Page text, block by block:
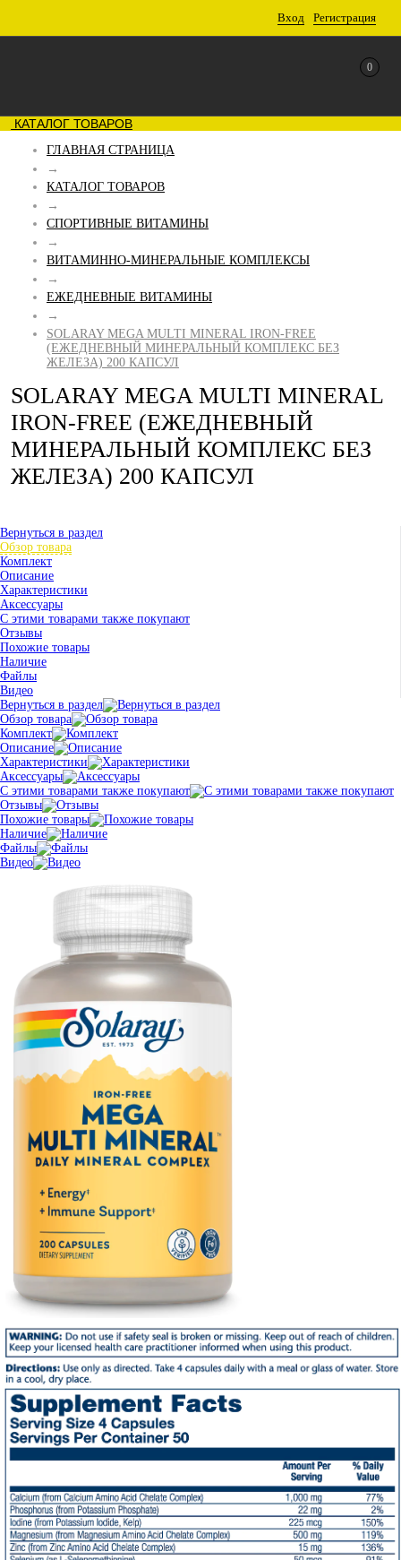
Вход Регистрация
0
КАТАЛОГ ТОВАРОВ
ГЛАВНАЯ СТРАНИЦА
→
КАТАЛОГ ТОВАРОВ
→
СПОРТИВНЫЕ ВИТАМИНЫ
→
ВИТАМИННО-МИНЕРАЛЬНЫЕ КОМПЛЕКСЫ
→
ЕЖЕДНЕВНЫЕ ВИТАМИНЫ
→
SOLARAY MEGA MULTI MINERAL IRON-FREE
(ЕЖЕДНЕВНЫЙ МИНЕРАЛЬНЫЙ КОМПЛЕКС БЕЗ
ЖЕЛЕЗА) 200 КАПСУЛ
SOLARAY MEGA MULTI MINERAL
IRON-FREE (ЕЖЕДНЕВНЫЙ
МИНЕРАЛЬНЫЙ КОМПЛЕКС БЕЗ
ЖЕЛЕЗА) 200 КАПСУЛ
Вернуться в раздел
Обзор товара
Комплект
Описание
Характеристики
Аксессуары
С этими товарами также покупают
Отзывы
Похожие товары
Наличие
Файлы
Видео
Вернуться в раздел
Обзор товара
Комплект
Описание
Характеристики
Аксессуары
С этими товарами также покупают
Отзывы
Похожие товары
Наличие
Файлы
Видео